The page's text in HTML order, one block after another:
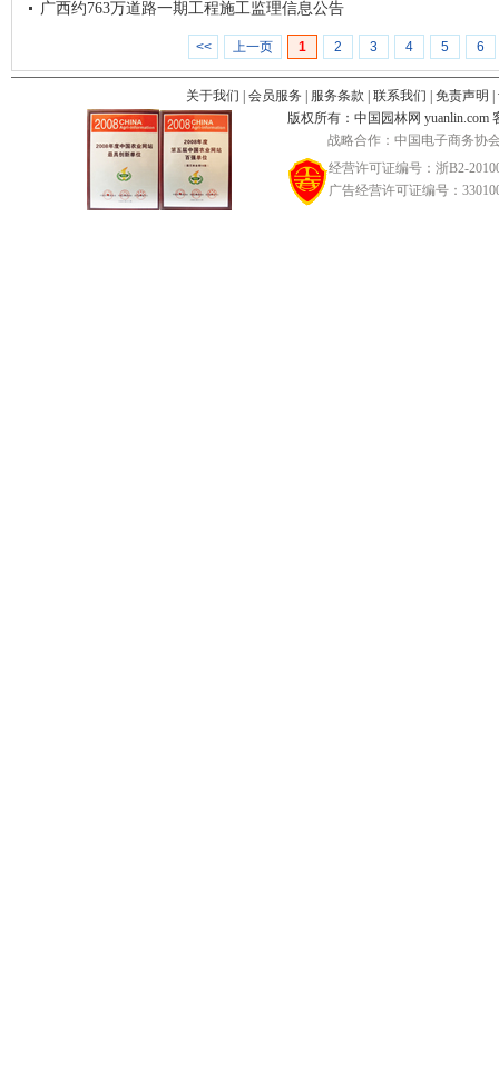
广西约763万道路一期工程施工监理信息公告
<< 上一页 1 2 3 4 5 6
关于我们 会员服务 服务条款 联系我们 免责声明
版权所有：中国园林网 yuanlin.com
战略合作：中国电子商务协
经营许可证编号：浙B2-
广告经营许可证编号：